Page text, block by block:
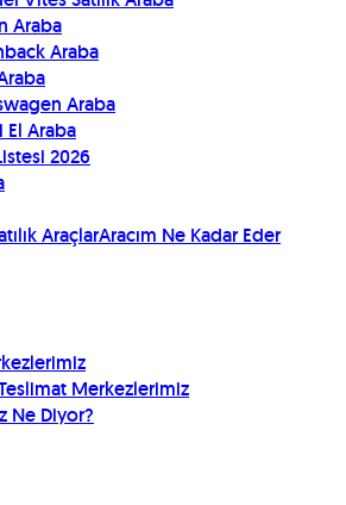
Araba
Araba
Araba
El Araba
2026
AraçlarAracım Ne Kadar Eder
Merkezlerimiz
Ne Diyor?